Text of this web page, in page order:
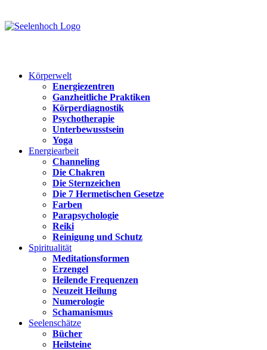
Körperwelt
Energiezentren
Ganzheitliche Praktiken
Körperdiagnostik
Psychotherapie
Unterbewusstsein
Yoga
Energiearbeit
Channeling
Die Chakren
Die Sternzeichen
Die 7 Hermetischen Gesetze
Farben
Parapsychologie
Reiki
Reinigung und Schutz
Spiritualität
Meditationsformen
Erzengel
Heilende Frequenzen
Neuzeit Heilung
Numerologie
Schamanismus
Seelenschätze
Bücher
Heilsteine